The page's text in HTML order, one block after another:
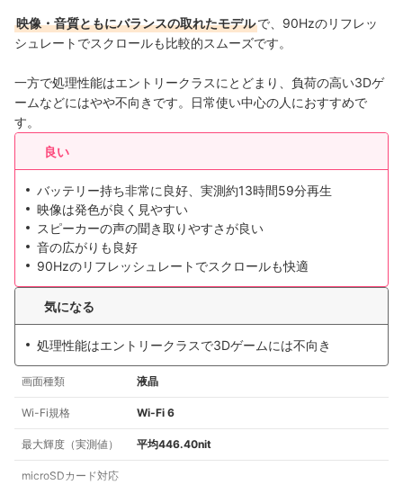
映像・音質ともにバランスの取れたモデルで、90Hzのリフレッ
シュレートでスクロールも比較的スムーズです。
一方で処理性能はエントリークラスにとどまり、負荷の高い3Dゲ
ームなどにはやや不向きです。日常使い中心の人におすすめで
す。
良い
バッテリー持ち非常に良好、実測約13時間59分再生
映像は発色が良く見やすい
スピーカーの声の聞き取りやすさが良い
音の広がりも良好
90Hzのリフレッシュレートでスクロールも快適
気になる
処理性能はエントリークラスで3Dゲームには不向き
画面種類 液晶
Wi-Fi規格 Wi-Fi 6
最大輝度（実測値） 平均446.40nit
microSDカード対応